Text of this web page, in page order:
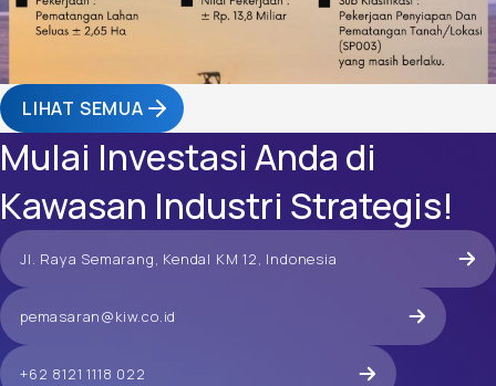
Tender Ulang Pekerjaan Pematangan
Lahan 2.65 Ha
PT Kawasan Industri Wijayakusuma akan mengadakan pelelangan
pekerjaan pematangan lahan seluas 2.65 Ha di kawasan industri
wijayakusuma semarang tahun 2023, dengan nilai +- 13 Miliar.
Sub Klasifikasi : Pekerjaan Penyiapan dan Pematangan tanah / lokasi
(SP003) yang masih berlaku
LIHAT SEMUA
Mulai Investasi Anda di
Kawasan Industri Strategis!
Jl. Raya Semarang, Kendal KM 12, Indonesia
pemasaran@kiw.co.id
+62 8121 1118 022